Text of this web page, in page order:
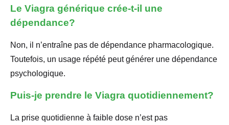
Le Viagra générique crée-t-il une
dépendance?
Non, il n’entraîne pas de dépendance pharmacologique.
Toutefois, un usage répété peut générer une dépendance
psychologique.
Puis-je prendre le Viagra quotidiennement?
La prise quotidienne à faible dose n’est pas